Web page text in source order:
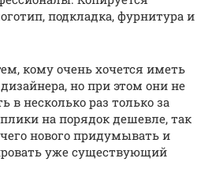
подкладка, фурнитура и
кому очень хочется иметь
но при этом они не
в несколько раз только за
на порядок дешевле, так
нового придумывать и
уже существующий